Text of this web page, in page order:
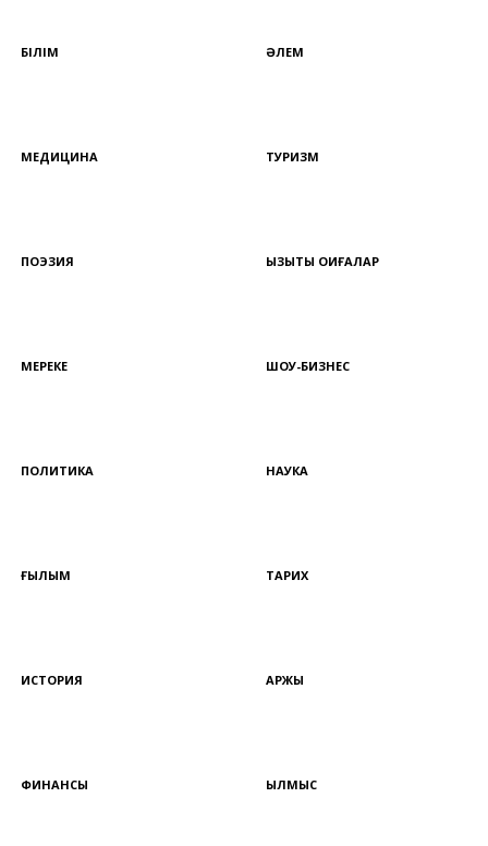
БІЛІМ ӘЛЕМ
МЕДИЦИНА ТУРИЗМ
ПОЭЗИЯ ҚЫЗЫҚТЫ ОҚИҒАЛАР
МЕРЕКЕ ШОУ-БИЗНЕС
ПОЛИТИКА НАУКА
ҒЫЛЫМ ТАРИХ
ИСТОРИЯ ҚАРЖЫ
ФИНАНСЫ ҚЫЛМЫС